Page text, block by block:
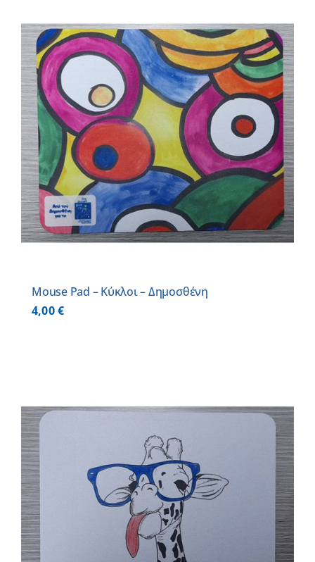
Mouse Pad – Κύκλοι – Δημοσθένη
4,00€